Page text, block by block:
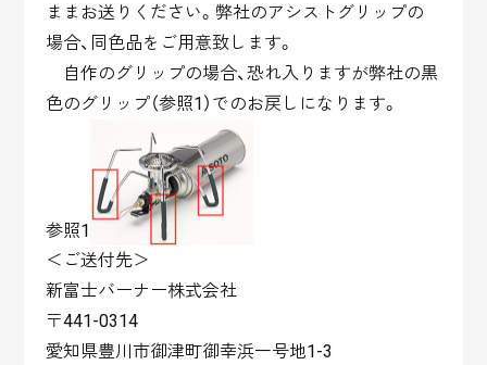
ままお送りください。弊社のアシストグリップの
場合、同色品をご用意致します。
自作のグリップの場合、恐れ入りますが弊社の黒
色のグリップ（参照1）でのお戻しになります。
参照1
＜ご送付先＞
新富士バーナー株式会社
〒441-0314
愛知県豊川市御津町御幸浜一号地1-3